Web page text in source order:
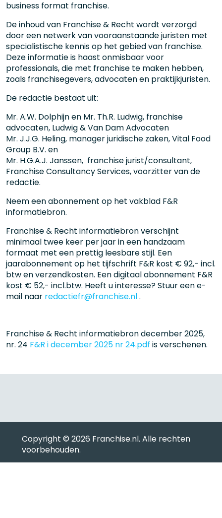
business format franchise.
De inhoud van Franchise & Recht wordt verzorgd
door een netwerk van vooraanstaande juristen met
specialistische kennis op het gebied van franchise.
Deze informatie is haast onmisbaar voor
professionals, die met franchise te maken hebben,
zoals franchisegevers, advocaten en praktijkjuristen.
De redactie bestaat uit:
Mr. A.W. Dolphijn en Mr. Th.R. Ludwig, franchise
advocaten, Ludwig & Van Dam Advocaten
Mr. J.J.G. Heling, manager juridische zaken, Vital Food
Group B.V. en
Mr. H.G.A.J. Janssen, franchise jurist/consultant,
Franchise Consultancy Services, voorzitter van de
redactie.
Neem een abonnement op het vakblad F&R
informatiebron.
Franchise & Recht informatiebron verschijnt
minimaal twee keer per jaar in een handzaam
formaat met een prettig leesbare stijl. Een
jaarabonnement op het tijfschrift F&R kost € 92,- incl.
btw en verzendkosten. Een digitaal abonnement F&R
kost € 52,- incl.btw. Heeft u interesse? Stuur een e-
mail naar redactiefr@franchise.nl.
Franchise & Recht informatiebron december 2025,
nr. 24 F&R i december 2025 nr 24.pdf is verschenen.
Copyright © 2026 Franchise.nl. Alle rechten
voorbehouden.